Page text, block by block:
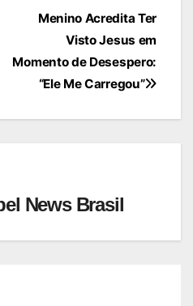
Menino Acredita Ter
Visto Jesus em
Momento de Desespero:
“Ele Me Carregou”
News Brasil